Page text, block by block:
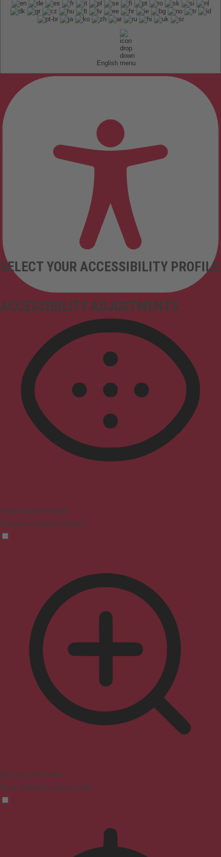
English
ACCESSIBILITY ADJUSTMENTS
SELECT YOUR ACCESSIBILITY PROFILE
Vision Impaired Mode
Enhances website's visuals
Seizure Safe Profile
Clear flashes & reduces color